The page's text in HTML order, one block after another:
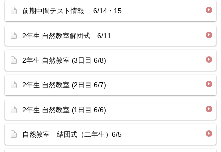
前期中間テスト情報 6/14・15
2年生 自然教室解団式 6/11
2年生 自然教室 (3日目 6/8)
2年生 自然教室 (2日目 6/7)
2年生 自然教室 (1日目 6/6)
自然教室 結団式（二年生）6/5